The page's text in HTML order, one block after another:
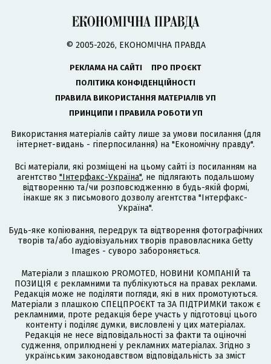
© 2005-2026, ЕКОНОМІЧНА ПРАВДА
РЕКЛАМА НА САЙТІ
ПРО ПРОЄКТ
ПОЛІТИКА КОНФІДЕНЦІЙНОСТІ
ПРАВИЛА ВИКОРИСТАННЯ МАТЕРІАЛІВ УП
ПРИНЦИПИ І ПРАВИЛА РОБОТИ УП
Використання матеріалів сайту лише за умови посилання (для
інтернет-видань - гіперпосилання) на "Економічну правду".
Всі матеріали, які розміщені на цьому сайті із посиланням на
агентство "Інтерфакс-Україна", не підлягають подальшому
відтворенню та/чи розповсюдженню в будь-якій формі,
інакше як з письмового дозволу агентства "Інтерфакс-
Україна".
Будь-яке копіювання, передрук та відтворення фотографічних
творів та/або аудіовізуальних творів правовласника Getty
Images - суворо забороняється.
Матеріали з плашкою PROMOTED, НОВИНИ КОМПАНІЙ та
ПОЗИЦІЯ є рекламними та публікуються на правах реклами.
Редакція може не поділяти погляди, які в них промотуються.
Матеріали з плашкою СПЕЦПРОЄКТ та ЗА ПІДТРИМКИ також є
рекламними, проте редакція бере участь у підготовці цього
контенту і поділяє думки, висловлені у цих матеріалах.
Редакція не несе відповідальності за факти та оціночні
судження, оприлюднені у рекламних матеріалах. Згідно з
українським законодавством відповідальність за зміст